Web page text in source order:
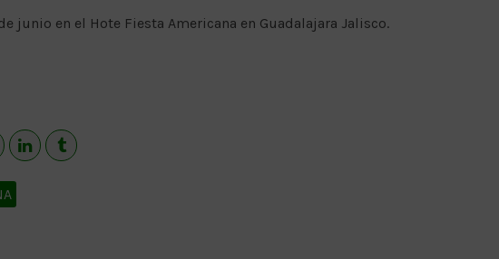
junio en el Hote Fiesta Americana en Guadalajara Jalisco.